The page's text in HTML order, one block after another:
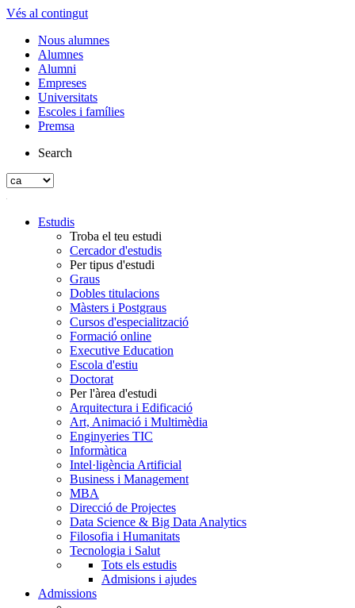
Vés al contingut
Nous alumnes
Alumnes
Alumni
Empreses
Universitats
Escoles i famílies
Premsa
Search
Estudis
Troba el teu estudi
Cercador d'estudis
Per tipus d'estudi
Graus
Dobles titulacions
Màsters i Postgraus
Cursos d'especialització
Formació online
Executive Education
Escola d'estiu
Doctorat
Per l'àrea d'estudi
Arquitectura i Edificació
Art, Animació i Multimèdia
Enginyeries TIC
Informàtica
Intel·ligència Artificial
Business i Management
MBA
Direcció de Projectes
Data Science & Big Data Analytics
Filosofia i Humanitats
Tecnologia i Salut
Tots els estudis
Admisions i ajudes
Admissions